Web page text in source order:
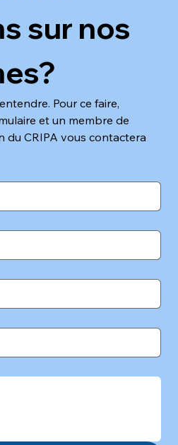
sur nos
Pour ce faire,
et un membre de
du CRIPA vous contactera